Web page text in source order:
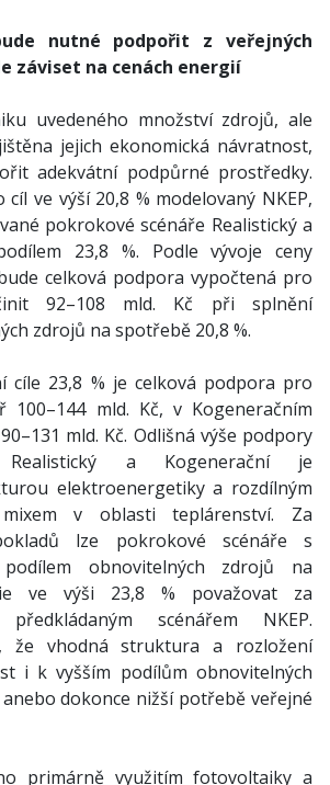
nutné podpořit z veřejných
záviset na cenách energií
uvedeného množství zdrojů, ale
jejich ekonomická návratnost,
adekvátní podpůrné prostředky.
ve výší 20,8 % modelovaný NKEP,
pokrokové scénáře Realistický a
23,8 %. Podle vývoje ceny
celková podpora vypočtená pro
92–108 mld. Kč při splnění
zdrojů na spotřebě 20,8 %.
cíle 23,8 % je celková podpora pro
100–144 mld. Kč, v Kogeneračním
mld. Kč. Odlišná výše podpory
a Kogenerační je
elektroenergetiky a rozdílným
mixem v oblasti teplárenství. Za
lze pokrokové scénáře s
obnovitelných zdrojů na
ve výši 23,8 % považovat za
scénářem NKEP.
že vhodná struktura a rozložení
i k vyšším podílům obnovitelných
dokonce nižší potřebě veřejné
primárně využitím fotovoltaiky a